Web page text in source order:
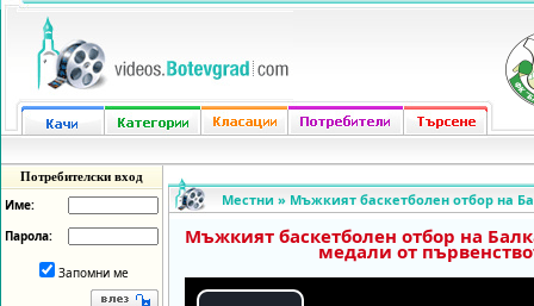
Потребителски вход
Име:
Парола:
Запомни ме
Местни » Мъжкият баскетболен отбор на
Мъжкият баскетболен отбор на
медали от